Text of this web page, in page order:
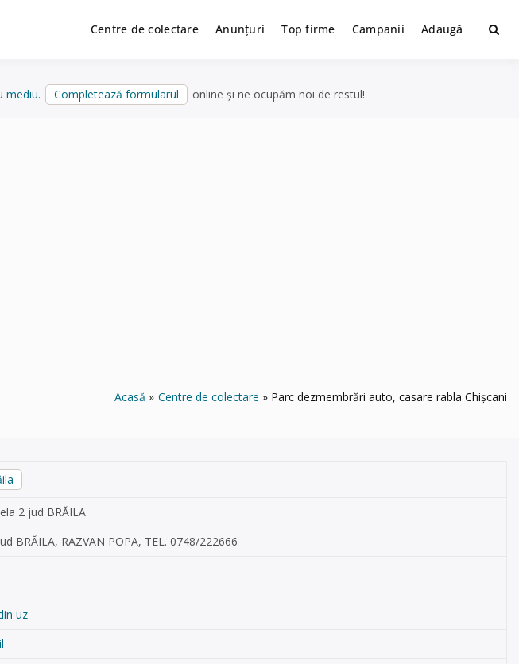
Centre de colectare Anunțuri Top firme Campanii Adaugă
mediu. Completează formularul online și ne ocupăm noi de restul!
Acasă Centre de colectare Parc dezmembrări auto, casare rabla Chișcani
2 jud BRĂILA
BRĂILA, RAZVAN POPA, TEL. 0748/222666
uz